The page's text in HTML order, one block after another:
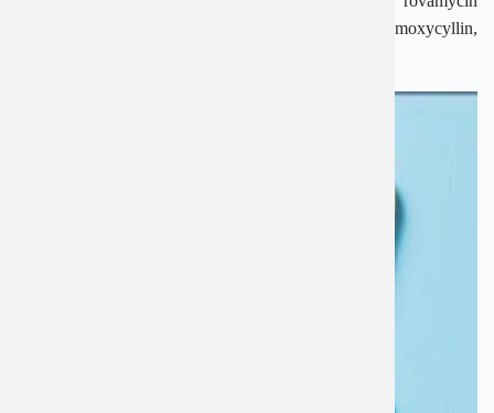
(spiramycin), nhóm kháng sinh bezylpenicillin (amoxycyllin,